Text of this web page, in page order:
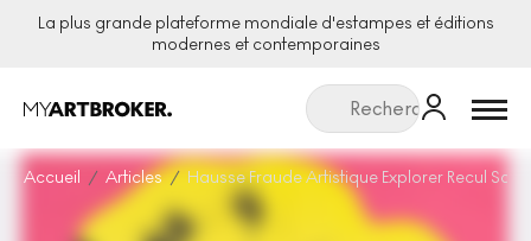
La plus grande plateforme mondiale d'estampes et éditions
modernes et contemporaines
Menu
Accueil Articles Hausse Fraude Artistique Explorer Recul